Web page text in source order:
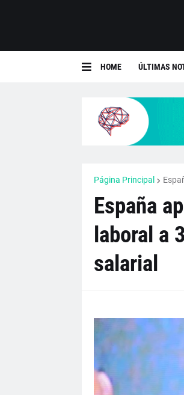
HOME ÚLTIMAS
Página Principal
España
laboral a
salarial